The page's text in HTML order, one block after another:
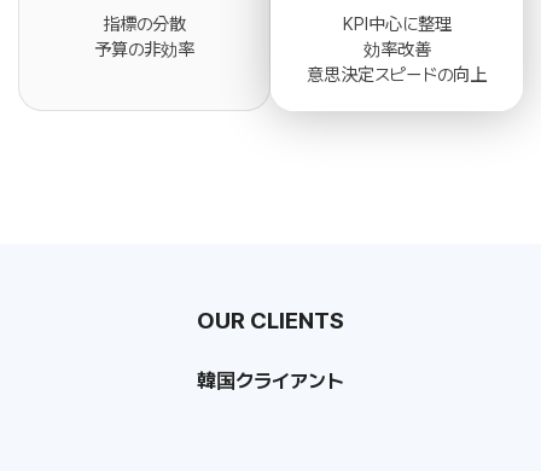
指標の分散
予算の非効率
KPI中心に整理
効率改善
意思決定スピードの向上
OUR CLIENTS
韓国クライアント